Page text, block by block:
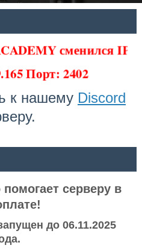
сменился IP
Порт: 2402
к нашему Discord
серверу в
до 06.11.2025